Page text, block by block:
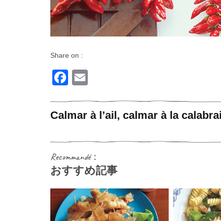
Share on :
Facebook
Calmar à l’ail, calmar à la
Recommandé：
おすすめ記事